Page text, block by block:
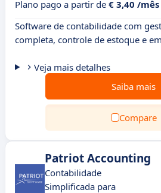
Plano pago a partir de € 3,40 /mês
Software de contabilidade com
completa, controle de estoque e
Veja mais detalhes
Saiba mais
Compare
Patriot Accounting
Contabilidade
Simplificada para